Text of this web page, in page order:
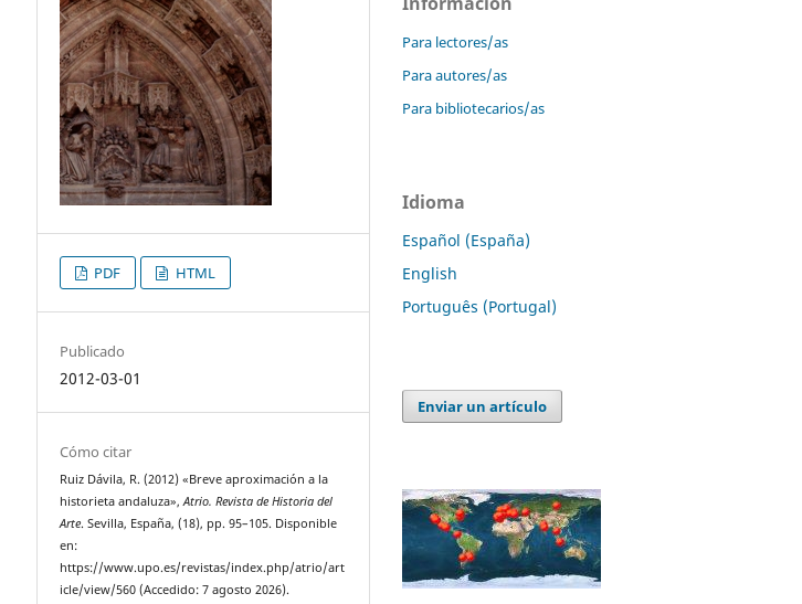
PDF HTML
Publicado
2012-03-01
Cómo citar
Ruiz Dávila, R. (2012) «Breve aproximación a la
historieta andaluza»,Atrio. Revista de Historia del
Arte. Sevilla, España, (18), pp. 95–105. Disponible
en:
https://www.upo.es/revistas/index.php/atrio/art
icle/view/560 (Accedido: 7 agosto 2026).
Para lectores/as
Para autores/as
Para bibliotecarios/as
Idioma
Español (España)
English
Português (Portugal)
Enviar un artículo